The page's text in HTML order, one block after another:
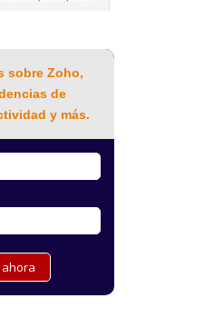
sobre Zoho,
de
y más.